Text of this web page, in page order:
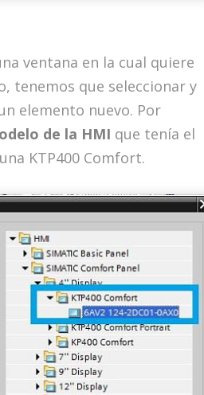
ventana en la cual quiere
tenemos que seleccionar y
elemento nuevo. Por
de la HMI que tenía el
KTP400 Comfort.